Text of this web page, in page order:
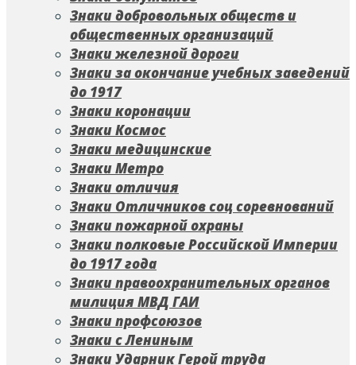
Знаки добровольных обществ и
общественных организаций
Знаки железной дороги
Знаки за окончание учебных заведений
до 1917
Знаки коронации
Знаки Космос
Знаки медицинские
Знаки Метро
Знаки отличия
Знаки Отличников соц соревнований
Знаки пожарной охраны
Знаки полковые Российской Империи
до 1917 года
Знаки правоохранительных органов
милиция МВД ГАИ
Знаки профсоюзов
Знаки с Лениным
Знаки Ударник Герой труда